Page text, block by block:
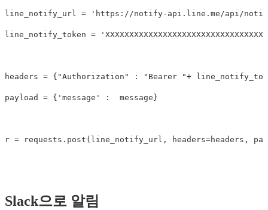
line_notify_url = 'https://notify-api.line.me/api/
line_notify_token =
headers = { "Authorization" : "Bearer "+
payload = { 'message' : message }
r = requests . post ( line_notify_url , headers=headers ,
Slack으로 알림